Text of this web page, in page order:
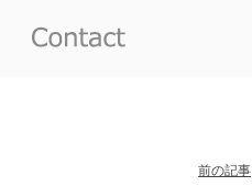
前の記事